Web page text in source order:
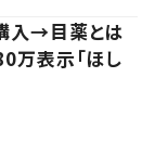
入→目薬とは
万表示「ほし